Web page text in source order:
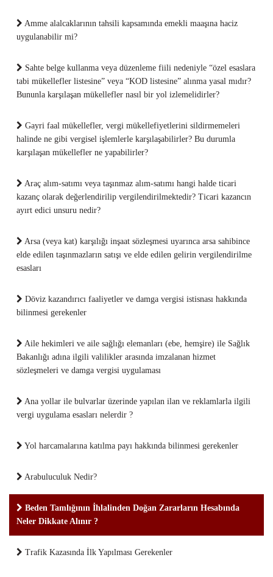
Amme alalcaklarının tahsili kapsamında emekli maaşına haciz
uygulanabilir mi?
Sahte belge kullanma veya düzenleme fiili nedeniyle “özel esaslara
tabi mükellefler listesine” veya “KOD listesine” alınma yasal mıdır?
Bununla karşılaşan mükellefler nasıl bir yol izlemelidirler?
Gayri faal mükellefler, vergi mükellefiyetlerini sildirmemeleri
halinde ne gibi vergisel işlemlerle karşılaşabilirler? Bu durumla
karşılaşan mükellefler ne yapabilirler?
Araç alım-satımı veya taşınmaz alım-satımı hangi halde ticari
kazanç olarak değerlendirilip vergilendirilmektedir? Ticari kazancın
ayırt edici unsuru nedir?
Arsa (veya kat) karşılığı inşaat sözleşmesi uyarınca arsa sahibince
elde edilen taşınmazların satışı ve elde edilen gelirin vergilendirilme
esasları
Döviz kazandırıcı faaliyetler ve damga vergisi istisnası hakkında
bilinmesi gerekenler
Aile hekimleri ve aile sağlığı elemanları (ebe, hemşire) ile Sağlık
Bakanlığı adına ilgili valilikler arasında imzalanan hizmet
sözleşmeleri ve damga vergisi uygulaması
Ana yollar ile bulvarlar üzerinde yapılan ilan ve reklamlarla ilgili
vergi uygulama esasları nelerdir ?
Yol harcamalarına katılma payı hakkında bilinmesi gerekenler
Arabuluculuk Nedir?
Beden Tamlığının İhlalinden Doğan Zararların Hesabında
Neler Dikkate Alınır ?
Trafik Kazasında İlk Yapılması Gerekenler